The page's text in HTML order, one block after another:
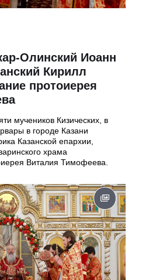
Олинский Иоанн
Кирилл
протоиерея
мучеников Кизических, в
в городе Казани
Казанской епархии,
храма
Виталия Тимофеева.